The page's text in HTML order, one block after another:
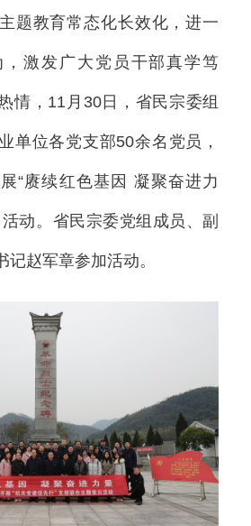
题教育常态化长效化，进一
激发广大党员干部真学笃
情，11月30日，省民宗委组
单位各党支部50余名党员，
“赓续红色基因 凝聚奋进力
动。省民宗委党组成员、副
记赵军章参加活动。